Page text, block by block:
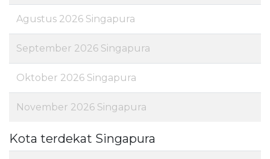
Agustus 2026 Singapura
September 2026 Singapura
Oktober 2026 Singapura
November 2026 Singapura
Kota terdekat Singapura